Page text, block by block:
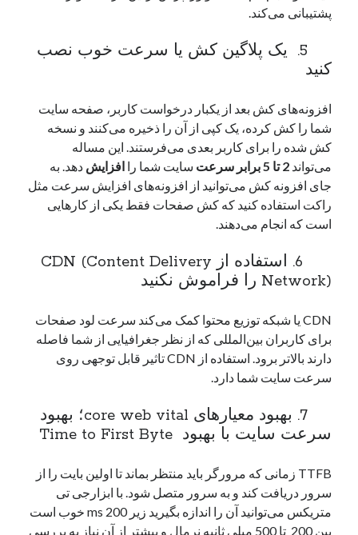
پشتیبانی می‌کند.
5. یک پلاگین کش یا سرعت خوب نصب
کنید
افزونه‌های کش بعد از یکبار درخواست کاربر، صفحه سایت
شما را کش کرده، یک کپی از آن را ذخیره می‌کنند و نسخه
کش شده را برای کاربر بعدی می‌فرستند. این مساله
می‌تواند2 تا 5 برابر سرعت سایت شما راافزایش دهد. به
جای افزونه کش می‌توانید از افزونه‌های افزایش سرعت مثل
راکت استفاده کنید که کش صفحات فقط یکی از کارهایی
است که انجام می‌دهند.
6. استفاده از CDN (Content Delivery
Network) را فراموش نکنید
CDN یا شبکه توزیع محتوا کمک می‌کند سرعت لود صفحات
برای کاربران بین‌المللی که از نظر جغرافیایی از شما فاصله
دارند بالاتر برود. استفاده از CDN تاثیر قابل توجهی روی
سرعت سایت شما دارد.
7. بهبود معیارهای core web vital؛ بهبود
سرعت سایت با بهبود Time to First Byte
TTFB زمانی که مرورگر باید منتظر بماند تا اولین بایت را از
سرور دریافت کند و به سرور متصل شود. با ابزارجی تی
متریکس می‌توانید آن را اندازه بگیرید زیر 200 ms خوب است
بین 200 تا 500 میلی ثانیه نرمال و بیشتر از آن نیاز به بررسی